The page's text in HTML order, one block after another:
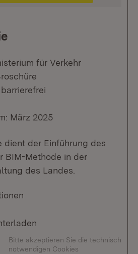
für Verkehr
März 2025
dient der Einführung des
BIM-Methode in der
des Landes.
Bitte akzeptieren Sie die technisch
notwendigen Cookies